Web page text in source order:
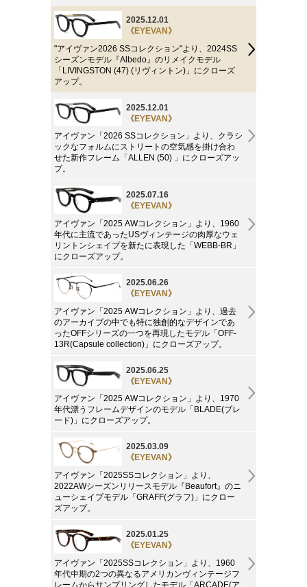
2025.12.01
《EYEVAN》
"アイヴァン2026 SSコレクション"より、2024SS
シーズンモデル『Albedo』のリメイクモデル
「LIVINGSTON (47) (リヴィントン)」にクローズ
アップ。
2025.12.01
《EYEVAN》
アイヴァン「2026 SSコレクション」より、クラシ
ックなフォルムにストリートの空気感を掛け合わ
せた新作フレーム「ALLEN (50) 」にクローズアッ
プ。
2025.07.16
《EYEVAN》
アイヴァン「2025 AWコレクション」より、1960
年代に主流であったUSヴィンテージの肉厚なウェ
リントンシェイプを新たに表現した「WEBB-BR」
にクローズアップ。
2025.06.26
《EYEVAN》
アイヴァン「2025 AWコレクション」より、過去
のアーカイブの中でも特に独創的なデザインであ
ったOFFシリーズの一つを再現したモデル「OFF-
13R(Capsule collection)」にクローズアップ。
2025.06.25
《EYEVAN》
アイヴァン「2025 AWコレクション」より、1970
年代漂うフレームデザインのモデル「BLADE(ブレ
ード)」にクローズアップ。
2025.03.09
《EYEVAN》
アイヴァン「2025SSコレクション」より、
2022AWシーズンリリースモデル『Beaufort』のニ
ューシェイプモデル「GRAFF(グラフ)」にクロー
ズアップ。
2025.01.25
《EYEVAN》
アイヴァン「2025SSコレクション」より、1960
年代中期の2つの異なるアメリカンヴィンテージフ
レームからサンプリングしたモデル「ARCADE(ア